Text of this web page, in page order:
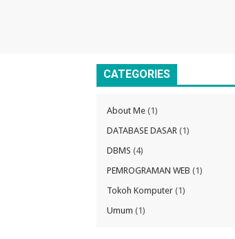
CATEGORIES
About Me (1)
DATABASE DASAR (1)
DBMS (4)
PEMROGRAMAN WEB (1)
Tokoh Komputer (1)
Umum (1)